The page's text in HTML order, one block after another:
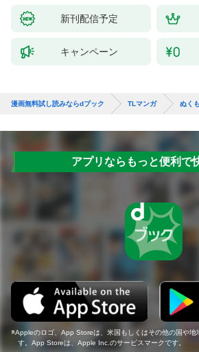
新刊配信予定
キャンペーン
漫画無料試し読みならdブック TLマンガ ぬく
アプリならもっと便利で
Appleのロゴ、App Storeは、米国もしくはその他の国や
す。App Storeは、Apple Inc.のサービスマークです。